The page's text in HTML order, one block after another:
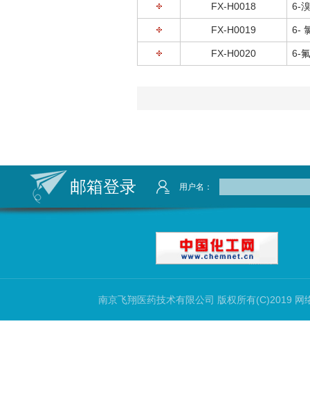
FX-H0018 6-
FX-H0019 6-
FX-H0020 6-
邮箱登录 用户名：
南京飞翔医药技术有限公司 版权所有(C)2019 网